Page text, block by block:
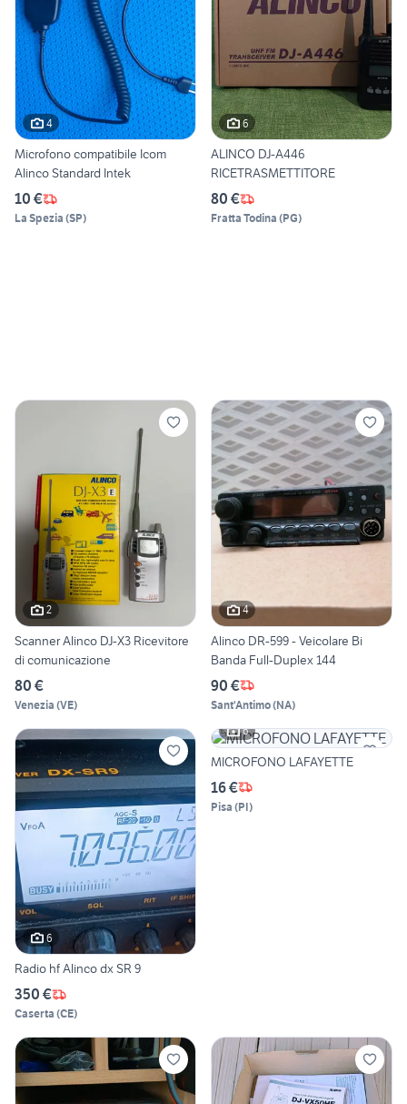
4
Microfono compatibile Icom
Alinco Standard Intek
10 €
La Spezia (SP)
6
ALINCO DJ-A446
RICETRASMETTITORE
80 €
Fratta Todina (PG)
2
Scanner Alinco DJ-X3 Ricevitore
di comunicazione
80 €
Venezia (VE)
4
Alinco DR-599 - Veicolare Bi
Banda Full-Duplex 144
90 €
Sant'Antimo(NA)
6
Radio hf Alinco dx SR 9
350 €
Caserta (CE)
6
MICROFONO LAFAYETTE
16 €
Pisa (PI)